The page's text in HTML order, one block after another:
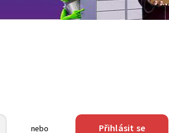
nebo Přihlásit se